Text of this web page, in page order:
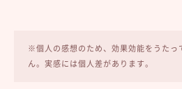
※個人の感想のため、効果効能をうたっ
ん。実感には個人差があります。